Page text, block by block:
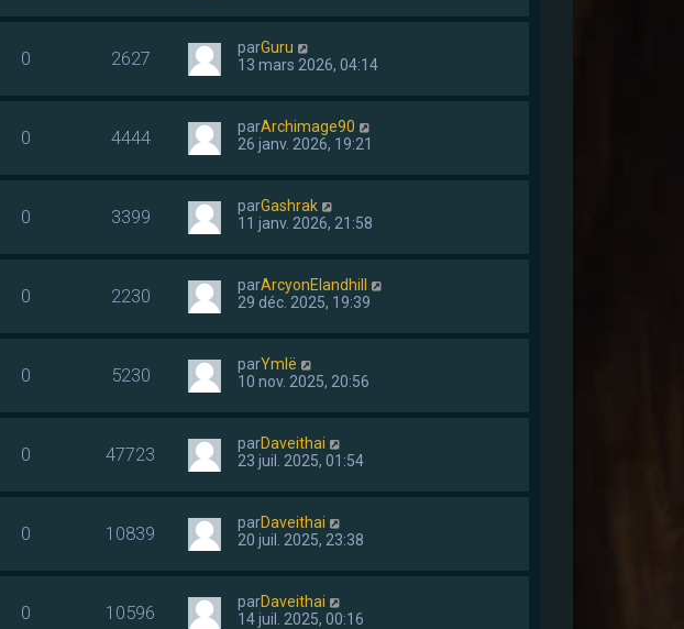
0 2627 parGuru
13 mars 2026, 04:14
0 4444 parArchimage90
26 janv. 2026, 19:21
0 3399 parGashrak
11 janv. 2026, 21:58
0 2230 parArcyonElandhill
29 déc. 2025, 19:39
0 5230 parYmlë
10 nov. 2025, 20:56
0 47723 parDaveithai
23 juil. 2025, 01:54
0 10839 parDaveithai
20 juil. 2025, 23:38
0 10596 parDaveithai
14 juil. 2025, 00:16